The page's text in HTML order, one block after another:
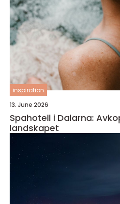
inspiration
13. June 2026
Spahotell i Dalarna:
landskapet